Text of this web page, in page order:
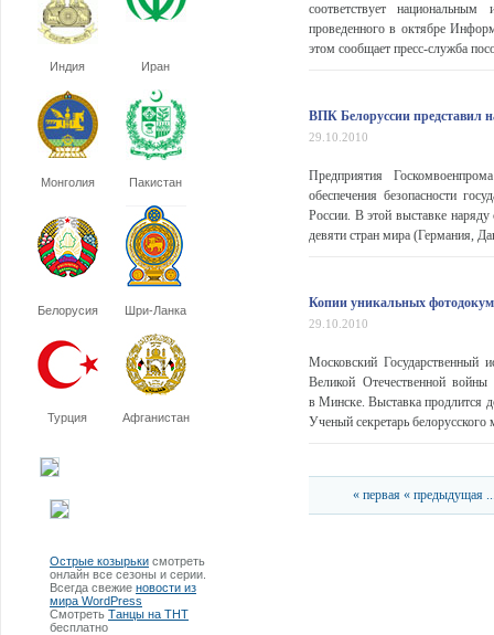
Индия Иран
Монголия Пакистан
Белорусия Шри-Ланка
Турция Афганистан
Острые козырьки смотреть
онлайн все сезоны и серии.
Всегда свежие новости из
мира WordPress
Смотреть Танцы на ТНТ
бесплатно
соответствует
проведенного в октябре
этом сообщает пресс-служба
ВПК Белоруссии представил
29.10.2010
Предприятия
обеспечения безопасности
России. В этой выставке
девяти стран мира (Германия,
Копии уникальных
29.10.2010
Московский Государственный
Великой Отечественной
в Минске. Выставка продлится
Ученый секретарь белорусского
« первая « предыдущая